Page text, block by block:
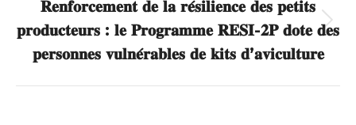
Article
suivant
𝐑𝐞𝐧𝐟𝐨𝐫𝐜𝐞𝐦𝐞𝐧𝐭 𝐝𝐞 𝐥𝐚 𝐫𝐞́𝐬𝐢𝐥𝐢𝐞𝐧𝐜𝐞 𝐝𝐞𝐬 𝐩𝐞𝐭𝐢𝐭𝐬
𝐩𝐫𝐨𝐝𝐮𝐜𝐭𝐞𝐮𝐫𝐬 : 𝐥𝐞 𝐏𝐫𝐨𝐠𝐫𝐚𝐦𝐦𝐞 𝐑𝐄𝐒𝐈-𝟐𝐏 𝐝𝐨𝐭𝐞 𝐝𝐞𝐬
𝐩𝐞𝐫𝐬𝐨𝐧𝐧𝐞𝐬 𝐯𝐮𝐥𝐧𝐞́𝐫𝐚𝐛𝐥𝐞𝐬 𝐝𝐞 𝐤𝐢𝐭𝐬 𝐝’𝐚𝐯𝐢𝐜𝐮𝐥𝐭𝐮𝐫𝐞